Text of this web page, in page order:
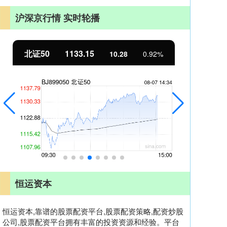
沪深京行情 实时轮播
北证50 1133.15 10.28 0.92%
恒运资本
恒运资本,靠谱的股票配资平台,股票配资策略,配资炒股
公司,股票配资平台拥有丰富的投资资源和经验。平台